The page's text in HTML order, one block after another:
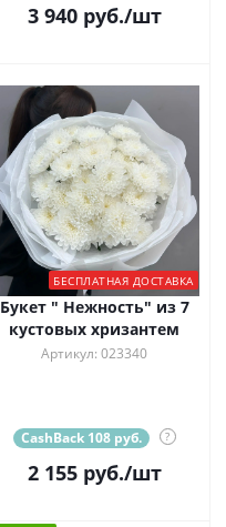
3 940руб./шт
БЕСПЛАТНАЯ ДОСТАВКА
Букет " Нежность" из 7
кустовых хризантем
Артикул: 023340
CashBack 108 руб. ?
2 155руб./шт